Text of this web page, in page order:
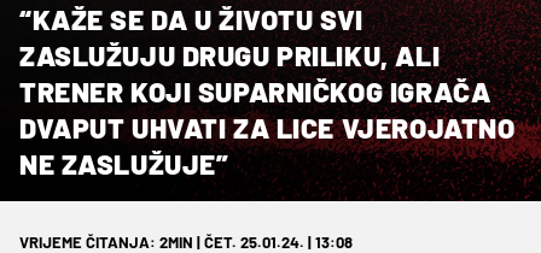
“KAŽE SE DA U ŽIVOTU SVI
ZASLUŽUJU DRUGU PRILIKU, ALI
TRENER KOJI SUPARNIČKOG IGRAČA
DVAPUT UHVATI ZA LICE VJEROJATNO
NE ZASLUŽUJE”
VRIJEME ČITANJA: 2MIN | ČET. 25.01.24. | 13:08